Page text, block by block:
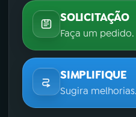
SOLICITAÇÃO
Faça um pedido.
SIMPLIFIQUE
Sugira melhorias.